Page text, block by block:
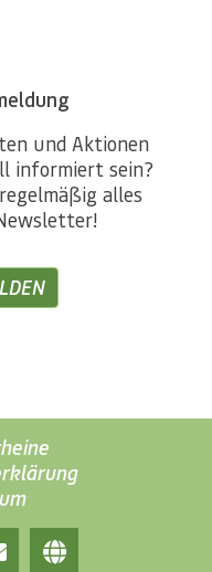
und Aktionen
informiert sein?
alles